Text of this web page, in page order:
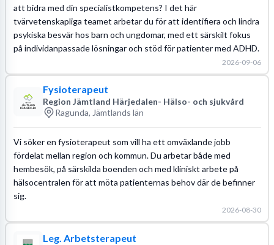
att bidra med din specialistkompetens? I det här
tvärvetenskapliga teamet arbetar du för att identifiera och lindra
psykiska besvär hos barn och ungdomar, med ett särskilt fokus
på individanpassade lösningar och stöd för patienter med ADHD.
2026-09-06
Fysioterapeut
Region Jämtland Härjedalen- Hälso- och sjukvård
Ragunda, Jämtlands län
Vi söker en fysioterapeut som vill ha ett omväxlande jobb
fördelat mellan region och kommun. Du arbetar både med
hembesök, på särskilda boenden och med kliniskt arbete på
hälsocentralen för att möta patienternas behov där de befinner
sig.
2026-08-30
Leg. Arbetsterapeut